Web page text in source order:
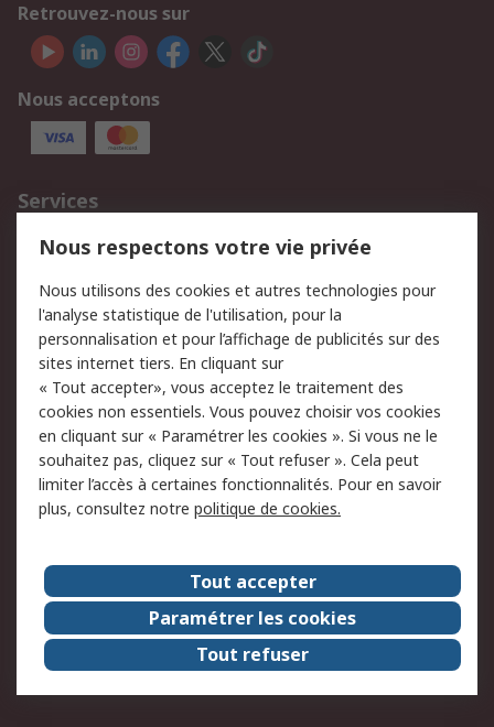
Retrouvez-nous sur
Nous acceptons
Services
750.000 produits
2.500 marques
Retours
Support technique
Track & trace
Legal
Politique de cookies
Sécurité des e-mails
Politique de protection
des données - Mise à
jour
Conditions générales
de vente
A propos de RS
Le groupe RS Group
A propos de RS
RS dans le monde
Travaillez chez RS
ESG
Nous respectons votre vie privée
Nous utilisons des cookies et autres technologies pour
l'analyse statistique de l'utilisation, pour la
personnalisation et pour l’affichage de publicités sur des
sites internet tiers. En cliquant sur
« Tout accepter», vous acceptez le traitement des
cookies non essentiels. Vous pouvez choisir vos cookies
en cliquant sur « Paramétrer les cookies ». Si vous ne le
souhaitez pas, cliquez sur « Tout refuser ». Cela peut
limiter l’accès à certaines fonctionnalités. Pour en savoir
plus, consultez notre politique de cookies.
Tout accepter
Paramétrer les cookies
Tout refuser